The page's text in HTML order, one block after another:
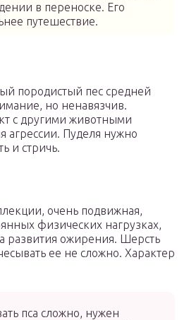
в переноске. Его
путешествие.
породистый пес средней
но ненавязчив.
с другими животными
агрессии. Пуделя нужно
и стричь.
очень подвижная,
физических нагрузках,
развития ожирения. Шерсть
ее не сложно. Характер
пса сложно, нужен